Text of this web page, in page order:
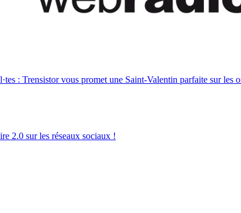
: Trensistor vous promet une Saint-Valentin parfaite sur les
2.0 sur les réseaux sociaux !